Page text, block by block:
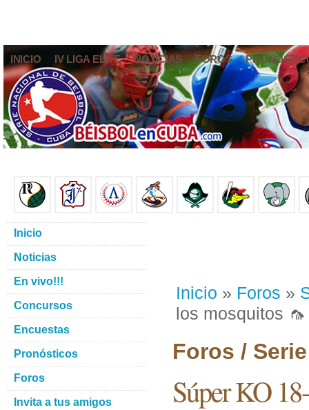
INICIO IV LIGA ELITE NOTICIAS FOROS
Inicio » Foros »
los mosquitos
Foros /
Súper KO
Inicio
Noticias
En vivo!!!
Concursos
Encuestas
Pronósticos
Foros
Invita a tus amigos